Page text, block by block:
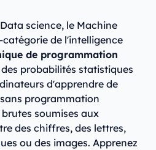
science, le Machine
de l'intelligence
de programmation
probabilités statistiques
d'apprendre de
programmation
soumises aux
des chiffres, des lettres,
ou des images. Apprenez